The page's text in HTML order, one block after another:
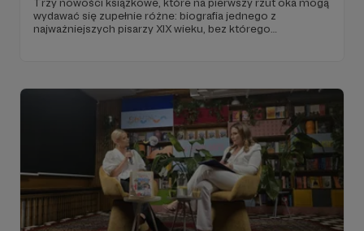
Trzy nowości książkowe, które na pierwszy rzut oka mogą
wydawać się zupełnie różne: biografia jednego z
najważniejszych pisarzy XIX wieku, bez którego